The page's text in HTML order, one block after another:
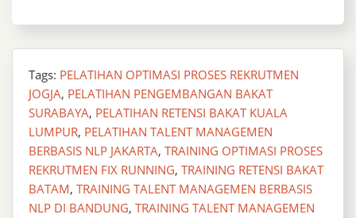
Tags: PELATIHAN OPTIMASI PROSES REKRUTMEN
JOGJA, PELATIHAN PENGEMBANGAN BAKAT
SURABAYA, PELATIHAN RETENSI BAKAT KUALA
LUMPUR, PELATIHAN TALENT MANAGEMEN
BERBASIS NLP JAKARTA, TRAINING OPTIMASI PROSES
REKRUTMEN FIX RUNNING, TRAINING RETENSI BAKAT
BATAM, TRAINING TALENT MANAGEMEN BERBASIS
NLP DI BANDUNG, TRAINING TALENT MANAGEMEN